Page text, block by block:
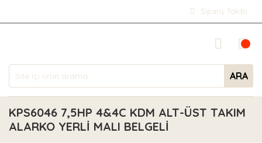
Sipariş Takibi
ARA
KPS6046 7,5HP 4&4C KDM ALT-ÜST TAKIM
ALARKO YERLİ MALI BELGELİ